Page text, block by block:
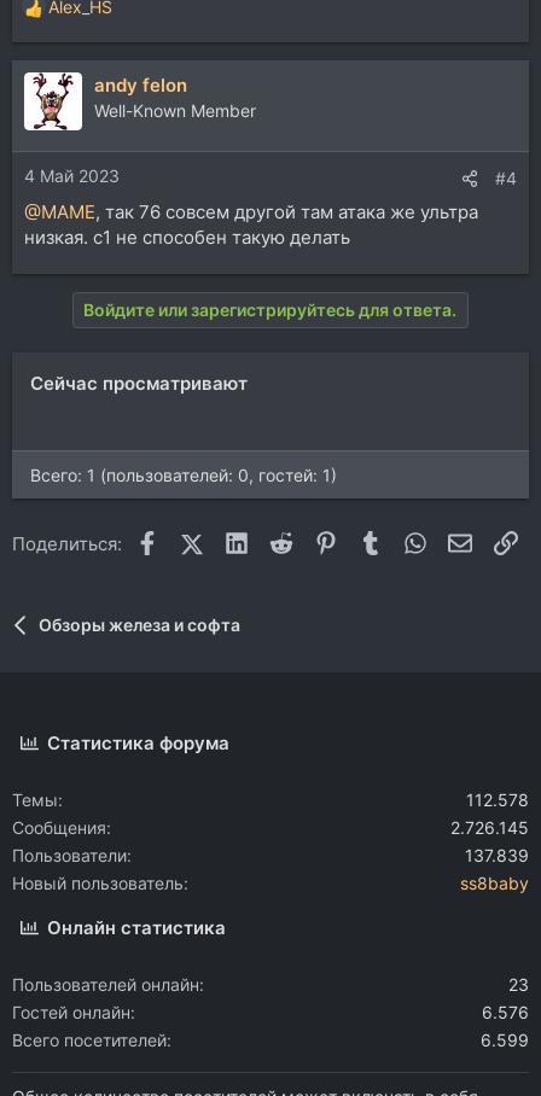
Р
е
а
и
и
:
Alex_HS
andy felon
Well-Known Member
4 Май 2023 #4
@MAME, так 76 совсем другой там атака же ультра
низкая. с1 не способен такую делать
Войдите или зарегистрируйтесь для ответа.
Сейчас просматривают
Всего: 1 (пользователей: 0, гостей: 1)
Поделиться: FacebookX (Twitter)
LinkedIn
Reddit Pinterest
Tumblr WhatsApp
Обзоры железа и софта
Статистика форума
Темы
112.578
Сообщения
2.726.145
Пользователи
137.839
Новый пользователь
ss8baby
Онлайн статистика
Пользователей онлайн
23
Гостей онлайн
6.576
Всего посетителей
6.599